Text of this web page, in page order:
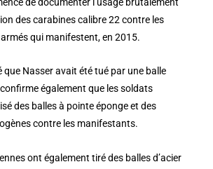
des carabines calibre 22 contre les
qui manifestent, en 2015.
que Nasser avait été tué par une balle
également que les soldats
des balles à pointe éponge et des
contre les manifestants.
ont également tiré des balles d’acier